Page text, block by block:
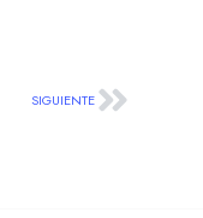
SIGUIENTE